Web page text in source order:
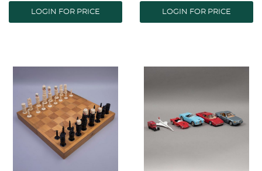
y de gallos de cola
larga en relieve<R...
LOGIN FOR PRICE
Firmado y fechado
93 27 cm alt...
LOGIN FOR PRICE